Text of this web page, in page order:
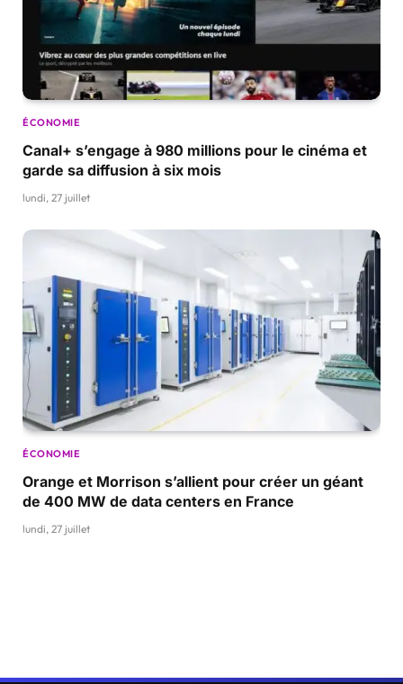
ÉCONOMIE
Canal+ s’engage à 980 millions pour le cinéma et
garde sa diffusion à six mois
lundi, 27 juillet
ÉCONOMIE
Orange et Morrison s’allient pour créer un géant
de 400 MW de data centers en France
lundi, 27 juillet